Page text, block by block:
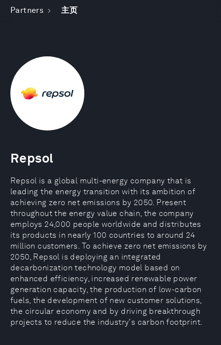
Partners 主页
Repsol
Repsol is a global multi-energy company that is
leading the energy transition with its ambition of
achieving zero net emissions by 2050. Present
throughout the energy value chain, the company
employs 24,000 people worldwide and distributes
its products in nearly 100 countries to around 24
million customers. To achieve zero net emissions by
2050, Repsol is deploying an integrated
decarbonization technology model based on
enhanced efficiency, increased renewable power
generation capacity, the production of low-carbon
fuels, the development of new customer solutions,
the circular economy and by driving breakthrough
projects to reduce the industry's carbon footprint.